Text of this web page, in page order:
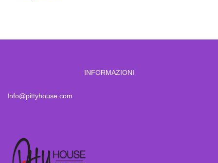
INFORMAZIONI
Info@pittyhouse.com